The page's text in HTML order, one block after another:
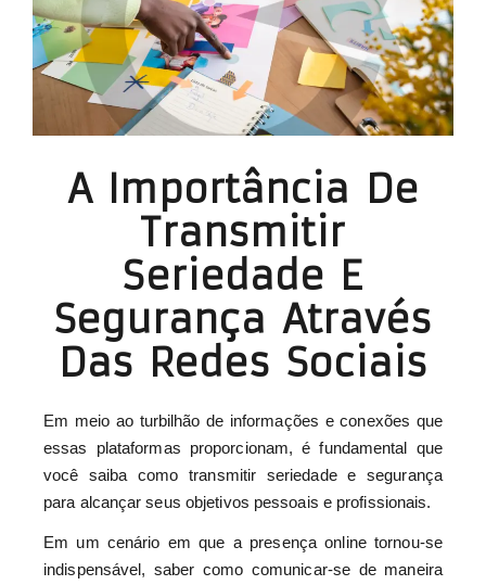
A Importância De
Transmitir
Seriedade E
Segurança Através
Das Redes Sociais
Em meio ao turbilhão de informações e conexões que
essas plataformas proporcionam, é fundamental que
você saiba como transmitir seriedade e segurança
para alcançar seus objetivos pessoais e profissionais.
Em um cenário em que a presença online tornou-se
indispensável, saber como comunicar-se de maneira